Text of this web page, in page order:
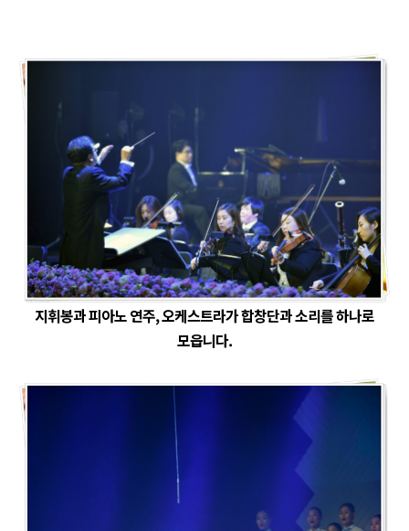
지휘봉과 피아노 연주, 오케스트라가 합창단과 소리를 하나로
모읍니다.